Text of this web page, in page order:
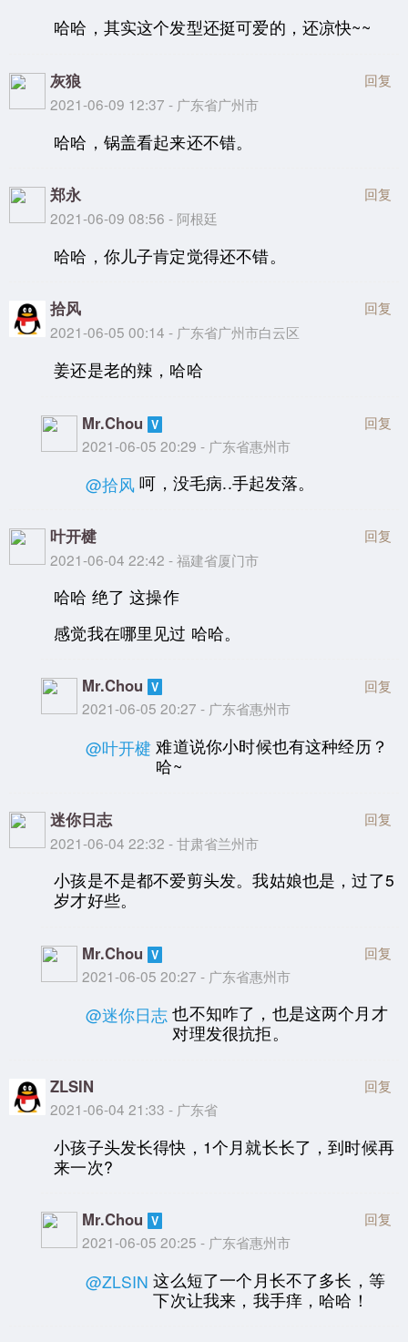
哈哈，其实这个发型还挺可爱的，还凉快~~
灰狼
2021-06-09 12:37 - 广东省广州市
回复
哈哈，锅盖看起来还不错。
郑永
2021-06-09 08:56 - 阿根廷
回复
哈哈，你儿子肯定觉得还不错。
拾风
2021-06-05 00:14 - 广东省广州市白云区
回复
姜还是老的辣，哈哈
Mr.Chou
2021-06-05 20:29 - 广东省惠州市
回复
@拾风 呵，没毛病..手起发落。
叶开楗
2021-06-04 22:42 - 福建省厦门市
回复
哈哈 绝了 这操作
感觉我在哪里见过 哈哈。
Mr.Chou
2021-06-05 20:27 - 广东省惠州市
回复
@叶开楗 难道说你小时候也有这种经历？
哈~
迷你日志
2021-06-04 22:32 - 甘肃省兰州市
回复
小孩是不是都不爱剪头发。我姑娘也是，过了5
岁才好些。
Mr.Chou
2021-06-05 20:27 - 广东省惠州市
回复
@迷你日志 也不知咋了，也是这两个月才
对理发很抗拒。
ZLSIN
2021-06-04 21:33 - 广东省
回复
小孩子头发长得快，1个月就长长了，到时候再
来一次?
Mr.Chou
2021-06-05 20:25 - 广东省惠州市
回复
@ZLSIN 这么短了一个月长不了多长，等
下次让我来，我手痒，哈哈！